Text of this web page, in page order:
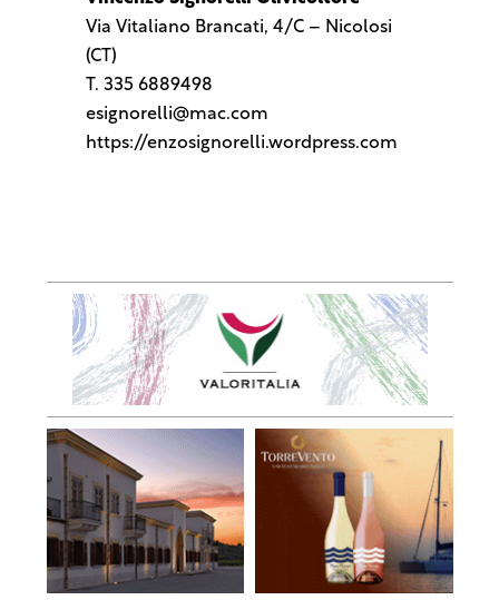
Via Vitaliano Brancati, 4/C – Nicolosi
(CT)
T. 335 6889498
esignorelli@mac.com
https://enzosignorelli.wordpress.com